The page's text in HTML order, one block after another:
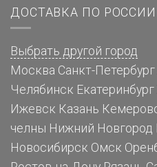
ДОСТАВКА ПО РОССИИ
Выбрать другой город
Москва Санкт-Петербург
Челябинск Екатеринбург
Ижевск Казань
челны Нижний Новгород
Новосибирск Омск